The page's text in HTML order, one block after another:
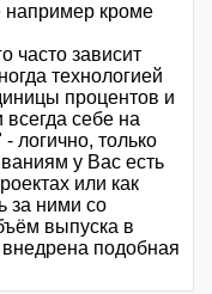
например кроме
часто зависит
технологией
процентов и
себе на
логично, только
у Вас есть
или как
за ними со
выпуска в
подобная